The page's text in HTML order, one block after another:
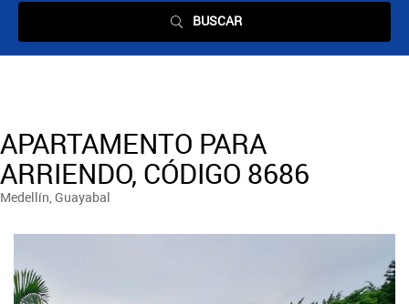
BUSCAR
APARTAMENTO PARA
ARRIENDO, CÓDIGO 8686
Medellín, Guayabal